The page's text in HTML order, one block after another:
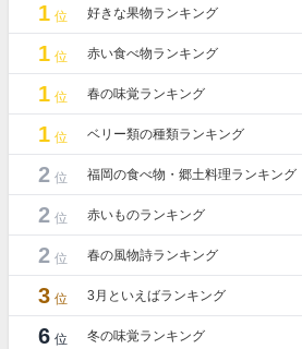
1 位 好きな果物ランキング
1 位 赤い食べ物ランキング
1 位 春の味覚ランキング
1 位 ベリー類の種類ランキング
2 位 福岡の食べ物・郷土料理ランキング
2 位 赤いものランキング
2 位 春の風物詩ランキング
3 位 3月といえばランキング
6 位 冬の味覚ランキング